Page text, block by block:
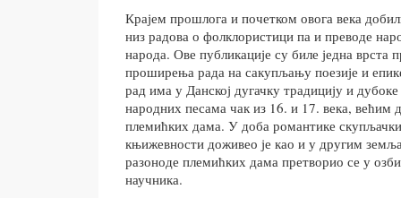
Крајем прошлога и почетком овога века
низ радова о фолклористици па и преводе
народа. Ове публикације су биле једна врста
проширења рада на сакупљању поезије и
рад има у Данској дугачку традицију и
народних песама чак из 16. и 17. века, већим
племићких дама. У доба романтике
књижевности доживео је као и у другим
разоноде племићких дама претворио се у
научника.